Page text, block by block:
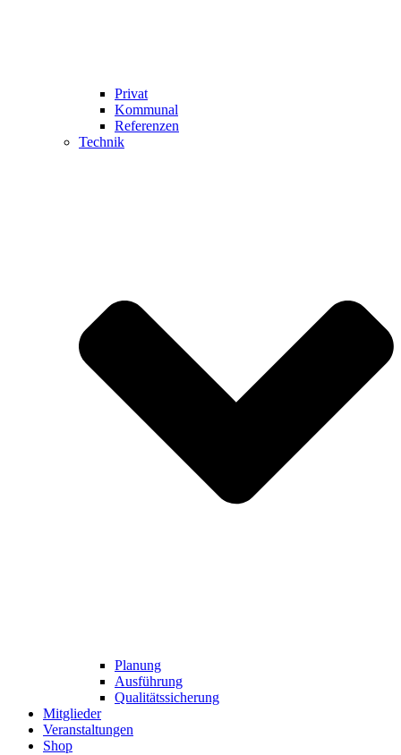
Privat
Kommunal
Referenzen
Technik
Planung
Ausführung
Qualitätssicherung
Mitglieder
Veranstaltungen
Shop